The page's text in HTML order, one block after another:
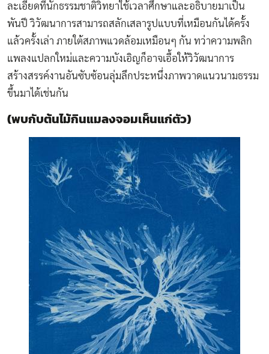
ละเอียดที่นักธรรมชาติวิทยาใช้เวลาศึกษาและอธิบายมาเป็น
พันปี วิวัฒนาการสามารถสลักเสลารูปแบบที่เหมือนกันได้ครั้ง
แล้วครั้งเล่า ภายใต้สภาพแวดล้อมเหมือนๆ กัน ทว่าความพลิก
แพลงแปลกใหม่และความบังเอิญก็อาจเอื้อให้วิวัฒนาการ
สร้างสรรค์งานอันซับซ้อนลุ่มลึกประหนึ่งภาพวาดแนวนามธรรม
ขึ้นมาได้เช่นกัน
(พบกับต้นไม้กินแมลงจอมเห็นแก่ตัว)